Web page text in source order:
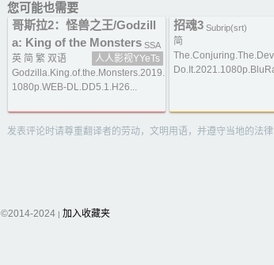
您可能也需要
哥斯拉2：怪兽之王/Godzill
a: King of the Monsters SSA
英 简 繁 双语
人人影视YYeTs
Godzilla.King.of.the.Monsters.2019.
1080p.WEB-DL.DD5.1.H26...
招魂3 Subrip(srt)
简
发表评论时请尊重翻译者的劳动，文明用语，并遵守当地的法律
©2014-2024 | 加入收藏夹